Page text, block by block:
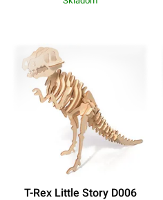
T-Rex Little Story D006